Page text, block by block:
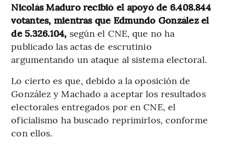
Nicolás Maduro recibió el apoyó de 6.408.844
votantes, mientras que Edmundo González el
de 5.326.104, según el CNE, que no ha
publicado las actas de escrutinio
argumentando un ataque al sistema electoral.
Lo cierto es que, debido a la oposición de
González y Machado a aceptar los resultados
electorales entregados por en CNE, el
oficialismo ha buscado reprimirlos, conforme
con ellos.